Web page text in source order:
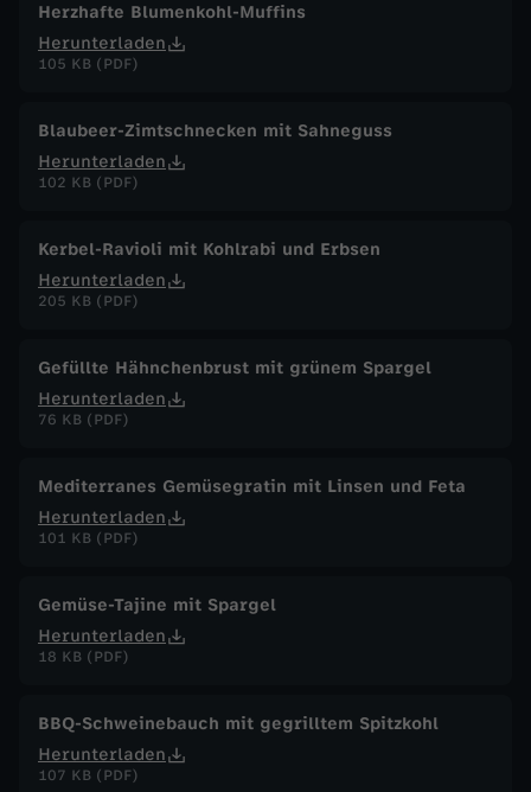
Herzhafte Blumenkohl-Muffins
Herunterladen
105 KB (PDF)
Blaubeer-Zimtschnecken mit Sahneguss
Herunterladen
102 KB (PDF)
Kerbel-Ravioli mit Kohlrabi und Erbsen
Herunterladen
205 KB (PDF)
Gefüllte Hähnchenbrust mit grünem Spargel
Herunterladen
76 KB (PDF)
Mediterranes Gemüsegratin mit Linsen und Feta
Herunterladen
101 KB (PDF)
Gemüse-Tajine mit Spargel
Herunterladen
18 KB (PDF)
BBQ-Schweinebauch mit gegrilltem Spitzkohl
Herunterladen
107 KB (PDF)